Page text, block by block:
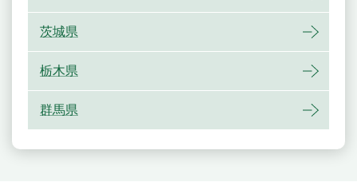
茨城県
栃木県
群馬県